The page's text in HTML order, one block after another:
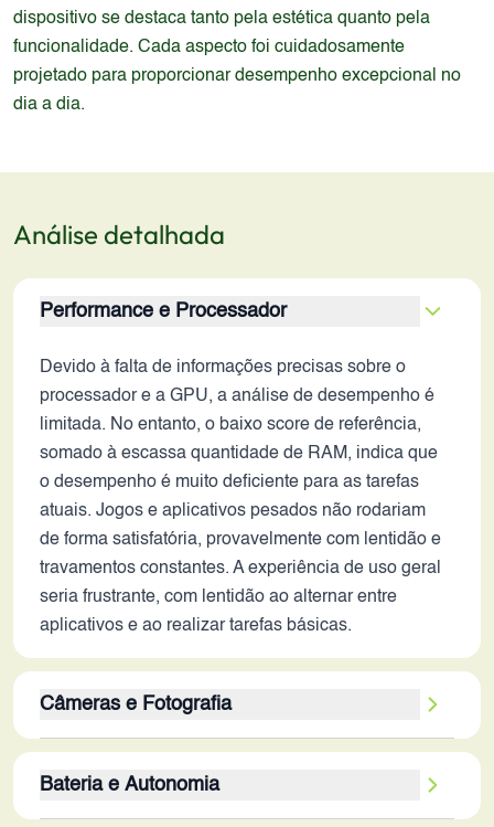
dispositivo se destaca tanto pela estética quanto pela
funcionalidade. Cada aspecto foi cuidadosamente
projetado para proporcionar desempenho excepcional no
dia a dia.
Análise detalhada
Performance e Processador
Devido à falta de informações precisas sobre o
processador e a GPU, a análise de desempenho é
limitada. No entanto, o baixo score de referência,
somado à escassa quantidade de RAM, indica que
o desempenho é muito deficiente para as tarefas
atuais. Jogos e aplicativos pesados ​​não rodariam
de forma satisfatória, provavelmente com lentidão e
travamentos constantes. A experiência de uso geral
seria frustrante, com lentidão ao alternar entre
aplicativos e ao realizar tarefas básicas.
Câmeras e Fotografia
demonstram que a qualidade fotográfica é muito
limitada. A resolução baixa resulta em fotos com
Bateria e Autonomia